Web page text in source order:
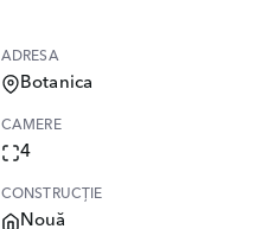
ADRESA
Botanica
CAMERE
4
CONSTRUCȚIE
Nouă